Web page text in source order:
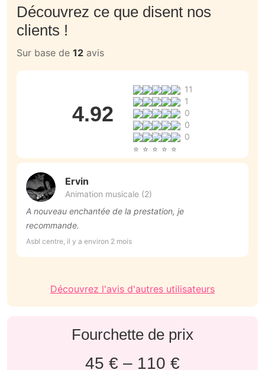
Découvrez ce que disent nos
clients !
Sur base de 12 avis
4.92
11
1
0
0
0
Ervin
Animation musicale (2)
A nouveau enchantée de la prestation, je
recommande.
Asbl centre, il y a environ 2 mois
Découvrez l'avis d'autres utilisateurs
Fourchette de prix
45 € – 110 €